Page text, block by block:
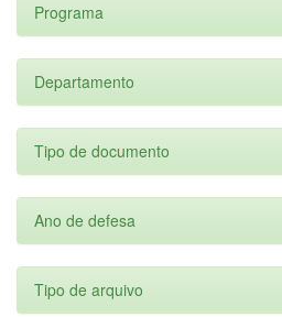
Programa
Departamento
Tipo de documento
Ano de defesa
Tipo de arquivo